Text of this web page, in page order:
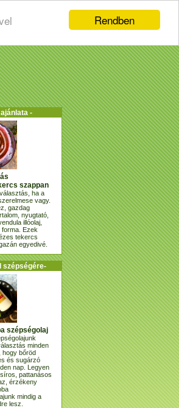
Rendben
-
szappan
ha a
vagy.
gazdag
nyugtató,
illóolaj,
forma. Ezek
tekercs
egyedivé.
szépségére-
szépségolaj
minden
hogy bőröd
és sugárzó
nap. Legyen
pattanásos
érzékeny
mindig a
lesz.